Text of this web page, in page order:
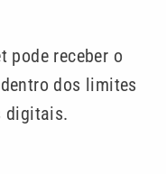
pode receber o
dos limites
digitais.